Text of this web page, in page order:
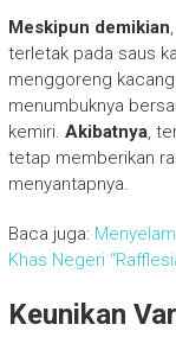
Meskipun demikian
terletak pada saus
menggoreng
menumbuknya
kemiri. Akibatnya,
tetap memberikan
menyantapnya.
Baca juga:
Khas Negeri
Keunikan